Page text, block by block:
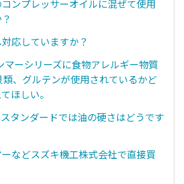
ンプレッサーオイルに混ぜて使用
応していますか？
マーシリーズに食物アレルギー物質
、グルテンが使用されているかど
ほしい。
タンダードでは油の硬さはどうです
などスズキ機工株式会社で直接買